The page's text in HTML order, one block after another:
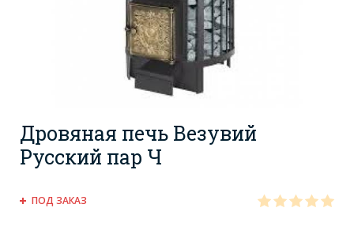
Дровяная печь Везувий
Русский пар Ч
ПОД ЗАКАЗ